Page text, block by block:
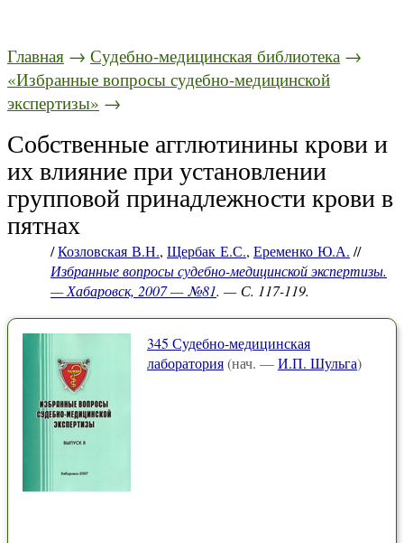
Главная → Судебно-медицинская библиотека →
«Избранные вопросы судебно-медицинской
экспертизы» →
Собственные агглютинины крови и
их влияние при установлении
групповой принадлежности крови в
пятнах
/Козловская В.Н., Щербак Е.С., Еременко Ю.А. //
Избранные вопросы судебно-медицинской экспертизы.
— Хабаровск, 2007 — №81. — С. 117-119.
345 Судебно-медицинская
лаборатория(нач. —И.П. Шульга)